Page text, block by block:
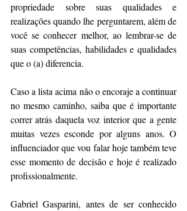
propriedade sobre suas qualidades e
realizações quando lhe perguntarem, além de
você se conhecer melhor, ao lembrar-se de
suas competências, habilidades e qualidades
que o (a) diferencia.
Caso a lista acima não o encoraje a continuar
no mesmo caminho, saiba que é importante
correr atrás daquela voz interior que a gente
muitas vezes esconde por alguns anos. O
influenciador que vou falar hoje também teve
esse momento de decisão e hoje é realizado
profissionalmente.
Gabriel Gasparini, antes de ser conhecido